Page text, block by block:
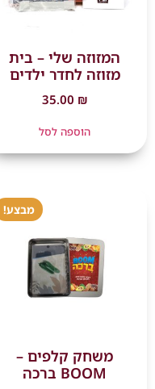
המזוזה שלי – בית
מזוזה לחדר ילדים
35.00 ₪
הוספה לסל
מבצע!
משחק קלפים –
BOOM ברכה